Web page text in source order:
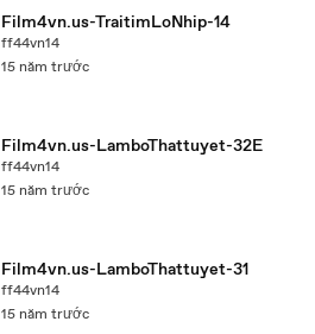
Film4vn.us-TraitimLoNhip-14
ff44vn14
15 năm trước
Film4vn.us-LamboThattuyet-32E
ff44vn14
15 năm trước
Film4vn.us-LamboThattuyet-31
ff44vn14
15 năm trước